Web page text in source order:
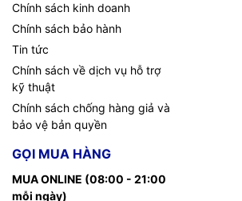
Chính sách kinh doanh
Chính sách bảo hành
Tin tức
Chính sách về dịch vụ hỗ trợ
kỹ thuật
Chính sách chống hàng giả và
bảo vệ bản quyền
GỌI MUA HÀNG
MUA ONLINE (08:00 - 21:00
mỗi ngày)